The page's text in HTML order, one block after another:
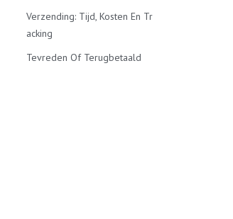
Verzending: Tijd, Kosten En Tr
Acking
Tevreden Of Terugbetaald